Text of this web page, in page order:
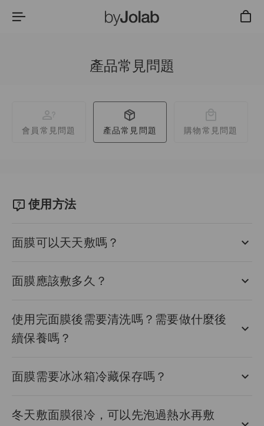
產品常見問題
會員常見問題 產品常見問題 購物常見問題
使用方法
面膜可以天天敷嗎？
面膜應該敷多久？
使用完面膜後需要清洗嗎？需要做什麼後
續保養嗎？
面膜需要冰冰箱冷藏保存嗎？
冬天敷面膜很冷，可以先泡過熱水再敷